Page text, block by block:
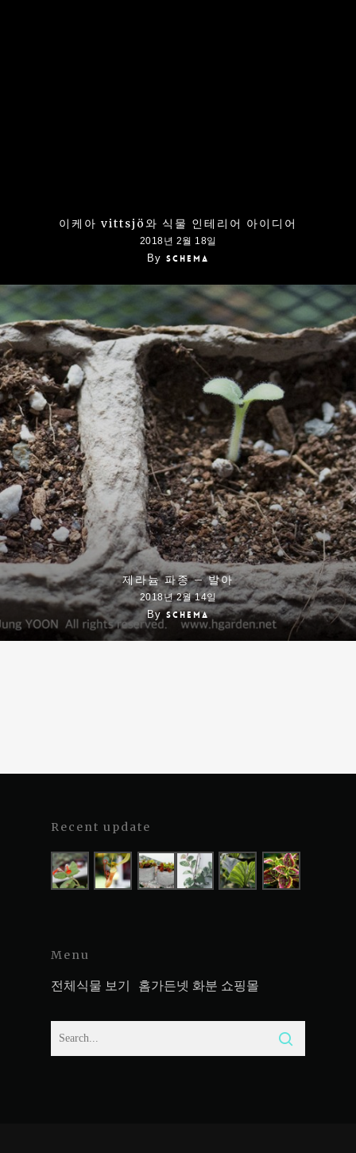
이케아 vittsjö와 식물 인테리어 아이디어
2018년 2월 18일
By schema
제라늄 파종 – 발아
2018년 2월 14일
By schema
Recent update
Menu
전체식물 보기 홈가든넷 화분 쇼핑몰